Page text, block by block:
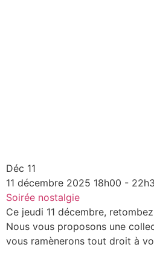
Déc 11
11 décembre 2025 18h00 -
Soirée nostalgie
Ce jeudi 11 décembre,
Nous vous proposons une
vous ramènerons tout droit à